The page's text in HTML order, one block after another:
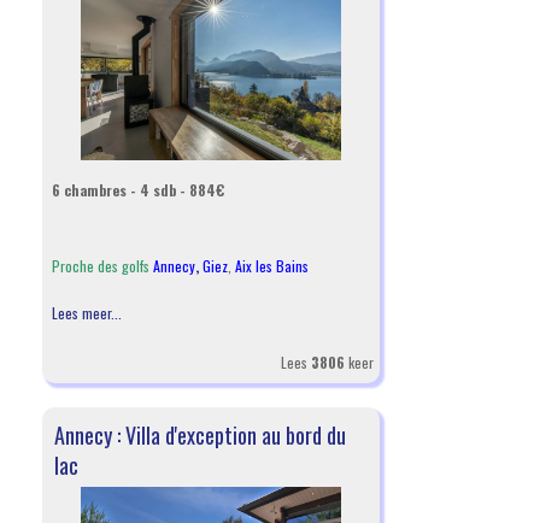
6 chambres - 4 sdb - 884€
Proche des golfs Annecy,Giez, Aix les Bains
Lees meer...
Lees 3806 keer
Annecy : Villa d'exception au bord du
lac